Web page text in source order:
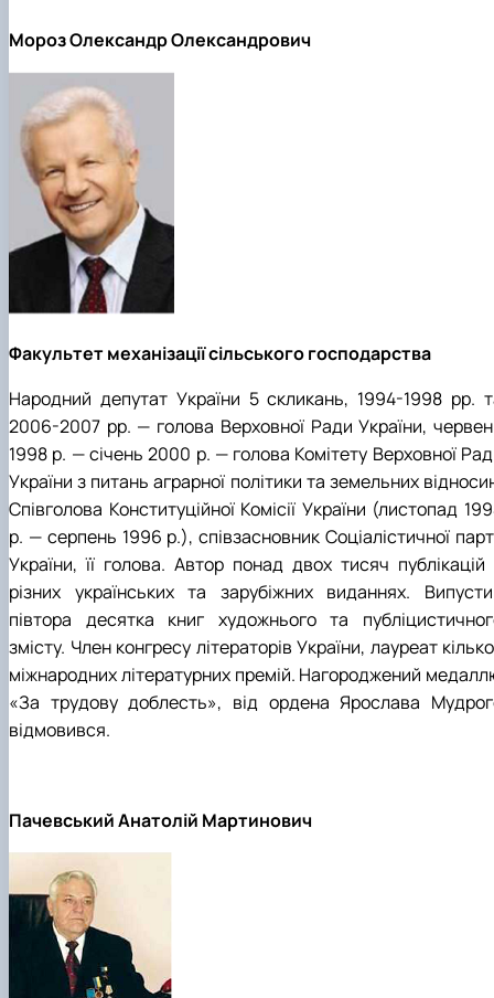
Мороз Олександр Олександрович
Факультет механізації сільського господарства
Народний депутат України 5 скликань, 1994-1998 рр.
2006-2007 рр. — голова Верховної Ради України,
1998 р. — січень 2000 р. — голова Комітету Верховної
України з питань аграрної політики та земельних
Співголова Конституційної Комісії України (листопад
р. — серпень 1996 р.), співзасновник Соціалістичної
України, її голова. Автор понад двох тисяч публікацій
різних українських та зарубіжних виданнях.
півтора десятка книг художнього та
змісту. Член конгресу літераторів України, лауреат
міжнародних літературних премій. Нагороджений
«За трудову доблесть», від ордена Ярослава
відмовився.
Пачевський Анатолій Мартинович